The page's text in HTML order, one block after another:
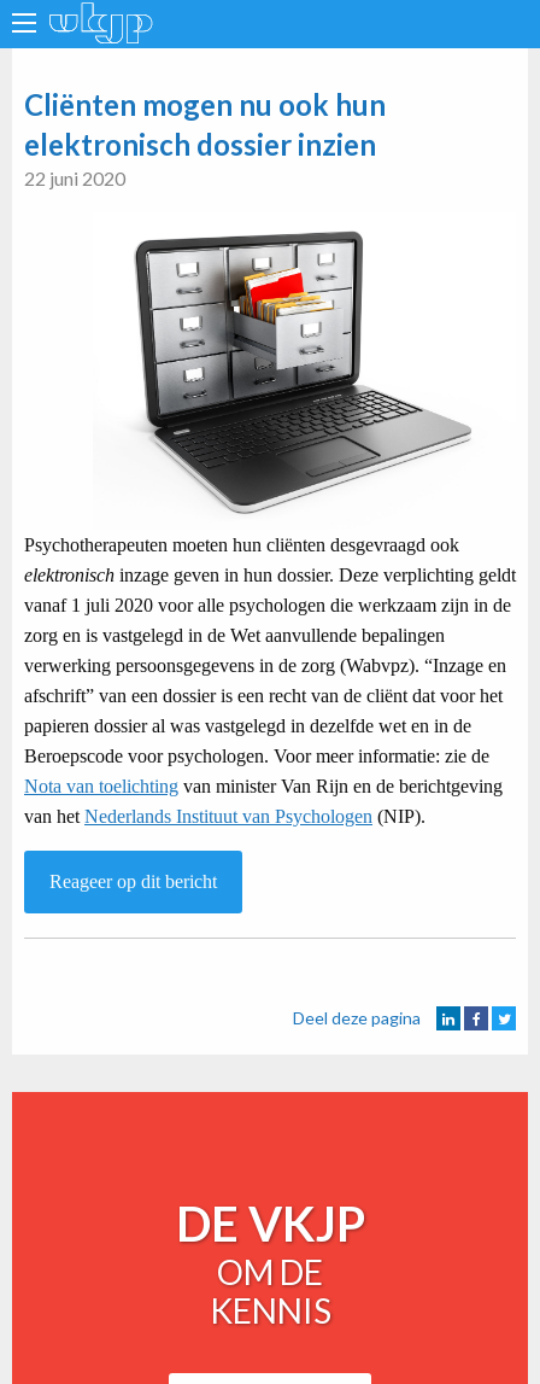
Cliënten mogen nu ook hun
elektronisch dossier inzien
22 juni 2020
Psychotherapeuten moeten hun cliënten desgevraagd ook
elektronisch inzage geven in hun dossier. Deze verplichting geldt
vanaf 1 juli 2020 voor alle psychologen die werkzaam zijn in de
zorg en is vastgelegd in de Wet aanvullende bepalingen
verwerking persoonsgegevens in de zorg (Wabvpz). “Inzage en
afschrift” van een dossier is een recht van de cliënt dat voor het
papieren dossier al was vastgelegd in dezelfde wet en in de
Beroepscode voor psychologen. Voor meer informatie: zie de
Nota van toelichting van minister Van Rijn en de berichtgeving
van het Nederlands Instituut van Psychologen (NIP).
Reageer op dit bericht
Deel deze pagina
DE VKJP
OM DE
KENNIS